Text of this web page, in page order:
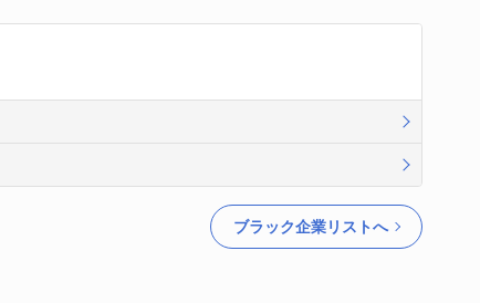
ブラック企業リストへ